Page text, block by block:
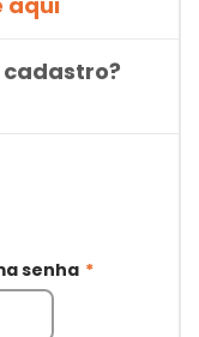
cadastro?
senha *